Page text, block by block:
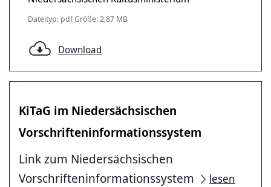
Dateityp: pdf Größe: 2,87 MB
Download
KiTaG im Niedersächsischen
Vorschrifteninformationssystem
Link zum Niedersächsischen
Vorschrifteninformationssystem
lesen